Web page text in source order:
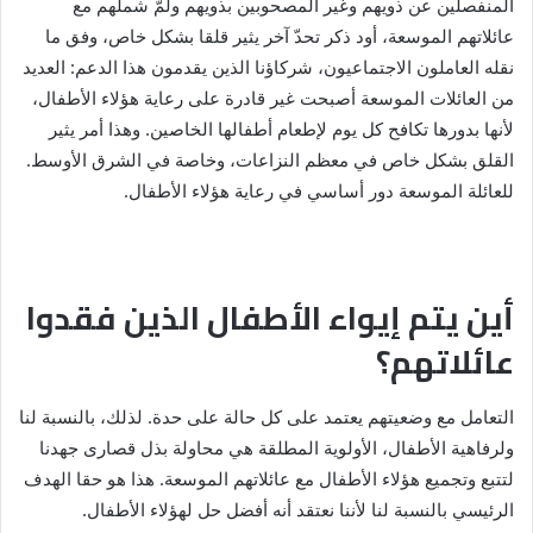
المنفصلين عن ذويهم وغير المصحوبين بذويهم ولمّ شملهم مع
عائلاتهم الموسعة، أود ذكر تحدّ آخر يثير قلقا بشكل خاص، وفق ما
نقله العاملون الاجتماعيون، شركاؤنا الذين يقدمون هذا الدعم: العديد
من العائلات الموسعة أصبحت غير قادرة على رعاية هؤلاء الأطفال،
لأنها بدورها تكافح كل يوم لإطعام أطفالها الخاصين. وهذا أمر يثير
القلق بشكل خاص في معظم النزاعات، وخاصة في الشرق الأوسط.
للعائلة الموسعة دور أساسي في رعاية هؤلاء الأطفال.
أين يتم إيواء الأطفال الذين فقدوا
عائلاتهم؟
التعامل مع وضعيتهم يعتمد على كل حالة على حدة. لذلك، بالنسبة لنا
ولرفاهية الأطفال، الأولوية المطلقة هي محاولة بذل قصارى جهدنا
لتتبع وتجميع هؤلاء الأطفال مع عائلاتهم الموسعة. هذا هو حقا الهدف
الرئيسي بالنسبة لنا لأننا نعتقد أنه أفضل حل لهؤلاء الأطفال.